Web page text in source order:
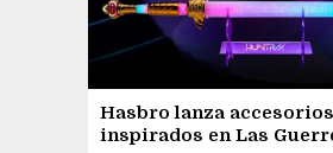
Hasbro lanza accesorios
inspirados en Las